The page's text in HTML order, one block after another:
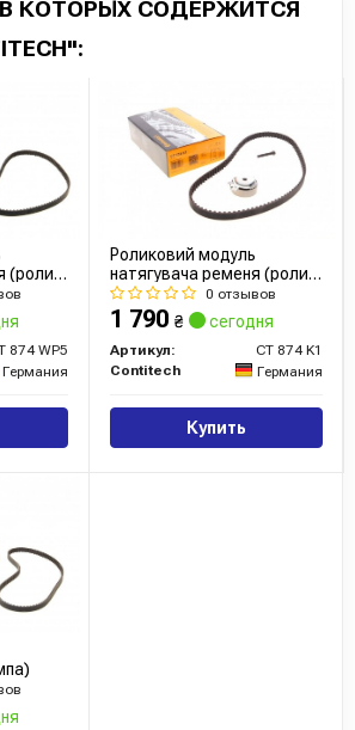
КОТОРЫХ СОДЕРЖИТСЯ
(ролик,
874 WP5
Германия
Роликовий модуль
натягувача ременя (ролик,
ремінь)
0 отзывов
1 790 ₴ сегодня
Артикул:
CT 874 K1
Contitech
Германия
Купить